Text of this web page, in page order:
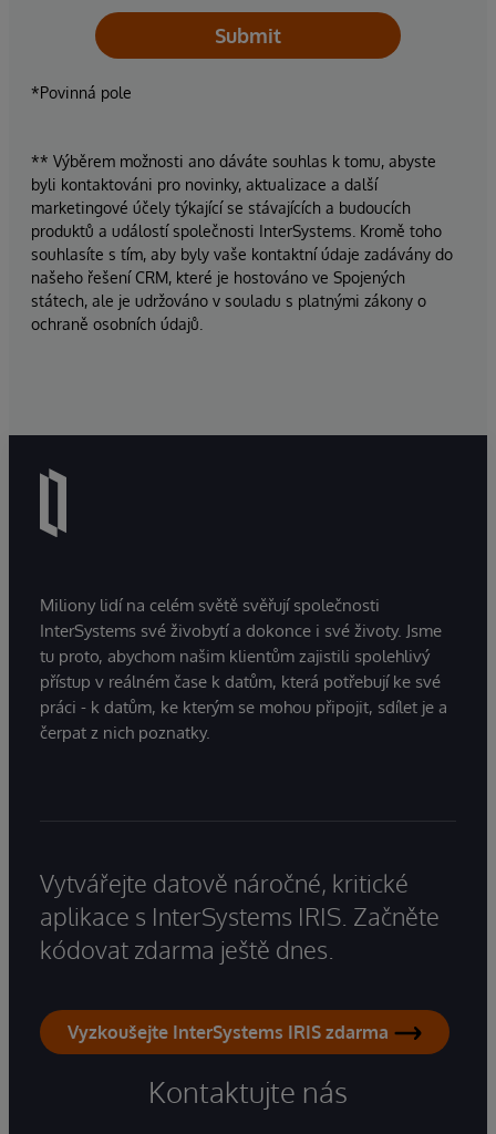
Submit
*Povinná pole
** Výběrem možnosti ano dáváte souhlas k tomu, abyste
byli kontaktováni pro novinky, aktualizace a další
marketingové účely týkající se stávajících a budoucích
produktů a událostí společnosti InterSystems. Kromě toho
souhlasíte s tím, aby byly vaše kontaktní údaje zadávány do
našeho řešení CRM, které je hostováno ve Spojených
státech, ale je udržováno v souladu s platnými zákony o
ochraně osobních údajů.
Miliony lidí na celém světě svěřují společnosti
InterSystems své živobytí a dokonce i své životy. Jsme
tu proto, abychom našim klientům zajistili spolehlivý
přístup v reálném čase k datům, která potřebují ke své
práci - k datům, ke kterým se mohou připojit, sdílet je a
čerpat z nich poznatky.
Vytvářejte datově náročné, kritické
aplikace s InterSystems IRIS. Začněte
kódovat zdarma ještě dnes.
Vyzkoušejte InterSystems IRIS zdarma
Kontaktujte nás